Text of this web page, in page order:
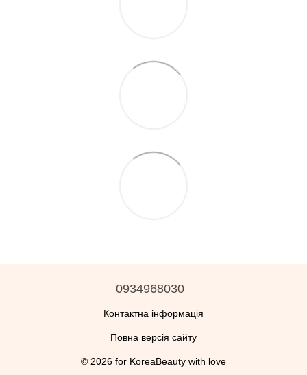
0934968030
Контактна інформація
Повна версія сайту
© 2026 for KoreaBeauty with love